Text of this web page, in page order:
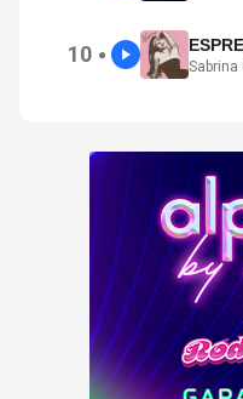
10 ●
Sabrina